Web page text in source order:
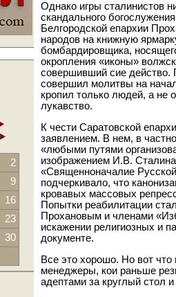
2
9
16
23
30
Однако игры сталинистов
скандального
Белгородской епархии
народов на книжную
бомбардировщика,
окропления «иконы»
совершивший сие действо.
совершил молитвы на
кропил только людей, а не
лукавство.
К чести Саратовской
заявлением. В нем, в
«любыми путями
изображением И.В.
«Священноначалие
подчеркивало, что
кровавых массовых
Попытки реабилитации
Прохановым и членами
искажении религиозных и
документе.
Все это хорошо. Но вот что
менеджеры, кои раньше
адептами за круглый стол